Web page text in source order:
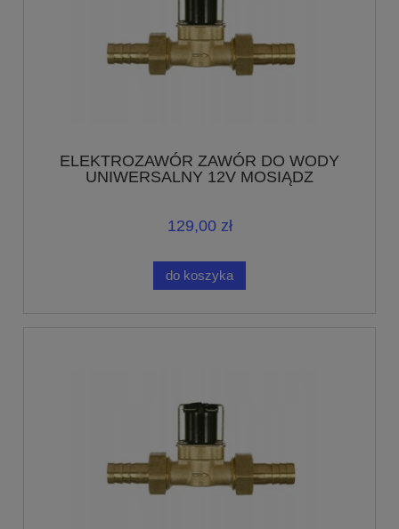
ELEKTROZAWÓR ZAWÓR DO WODY
UNIWERSALNY 12V MOSIĄDZ
129,00 zł
do koszyka